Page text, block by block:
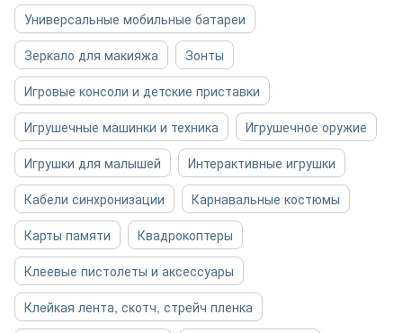
Универсальные мобильные батареи
Зеркало для макияжа
Зонты
Игровые консоли и детские приставки
Игрушечные машинки и техника
Игрушечное оружие
Игрушки для малышей
Интерактивные игрушки
Кабели синхронизации
Карнавальные костюмы
Карты памяти
Квадрокоптеры
Клеевые пистолеты и аксессуары
Клейкая лента, скотч, стрейч пленка